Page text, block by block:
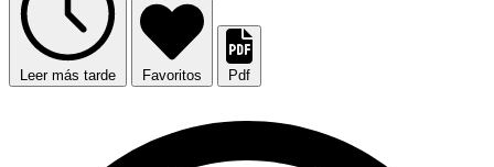
Leer más tarde Favoritos Pdf